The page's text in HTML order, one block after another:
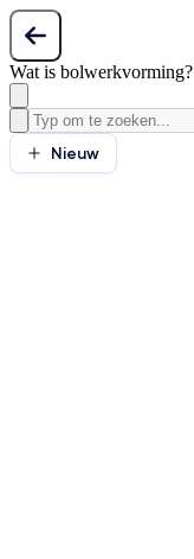
Wat is bolwerkvorming?
Nieuw